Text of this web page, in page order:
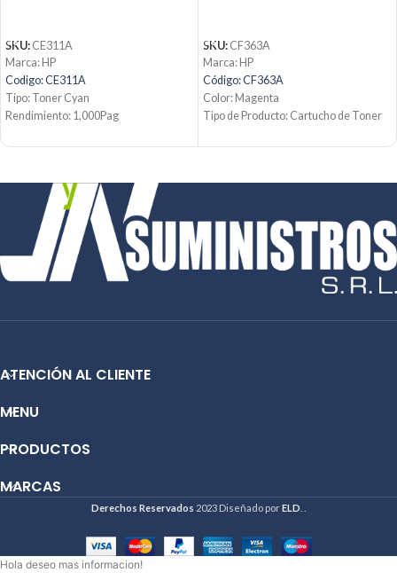
SKU: CE311A
Marca: HP
Codigo: CE311A
Tipo: Toner Cyan
Rendimiento: 1,000Pag
Producto: Original
Email:ventas@jynsuministros.com
WhatsApp: 51 991 864 930
SKU: CF363A
Marca: HP
Código: CF363A
Color: Magenta
Tipo de Producto: Cartucho de Toner
Tecnología de impresión: Laser
Condición: Nuevo
Email:ventas@jynsuministros.com
WhatsApp: 51 991 864 930
ATENCIÓN AL CLIENTE
MENU
PRODUCTOS
MARCAS
Derechos Reservados 2023 Diseñado porELD
Hola deseo mas informacion!